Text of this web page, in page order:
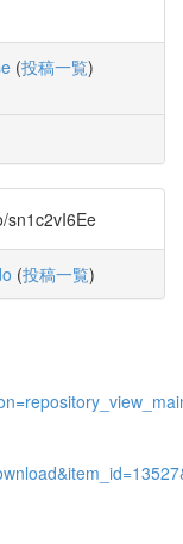
(投稿一覧)
sn1c2vI6Ee
(投稿一覧)